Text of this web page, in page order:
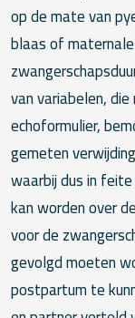
op de mate van
blaas of
van variabelen,
echoformulier,
gemeten
waarbij dus in
kan worden over
voor de
gevolgd moeten
postpartum te